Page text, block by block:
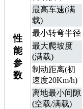
性
能
参
数
最高车速(满
载)
最小转弯半径
最大爬坡度
(满载)
制动距离(初
速度20Km/h)
离地最小间隙
(空载/满载)